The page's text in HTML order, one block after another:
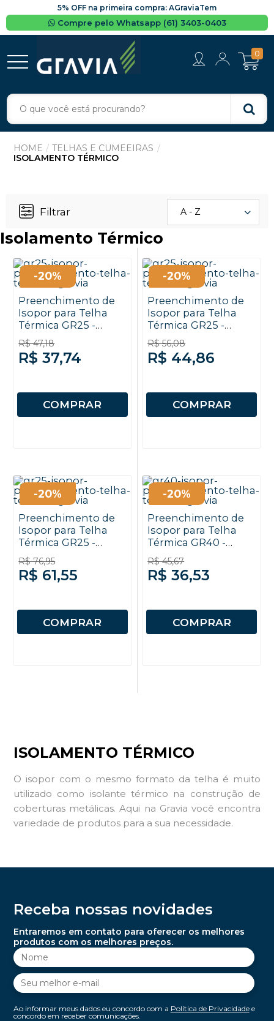
5% OFF na primeira compra: AGraviaTem
Compre pelo Whatsapp (61) 3403-0403
0
TELHAS E CUMEEIRAS
ISOLAMENTO TÉRMICO
Filtrar A - Z
Isolamento Térmico
Preenchimento de
Isopor para Telha
Térmica GR25 -
30mm
R$ 47,18
R$ 37,74
COMPRAR
-20%
Preenchimento de
Isopor para Telha
Térmica GR25 -
40mm
R$ 56,08
R$ 44,86
COMPRAR
-20%
Preenchimento de
Isopor para Telha
Térmica GR25 -
50mm
R$ 76,95
R$ 61,55
COMPRAR
-20%
Preenchimento de
Isopor para Telha
Térmica GR40 -
30mm
R$ 45,67
R$ 36,53
COMPRAR
-20%
ISOLAMENTO TÉRMICO
O isopor com o mesmo formato da telha é muito
utilizado como isolante térmico na construção de
coberturas metálicas. Aqui na Gravia você encontra
variedade de produtos para a sua necessidade.
Receba nossas novidades
Entraremos em contato para oferecer os melhores
produtos com os melhores preços.
Ao informar meus dados eu concordo com a Política de Privacidadee
concordo em receber comunicações.